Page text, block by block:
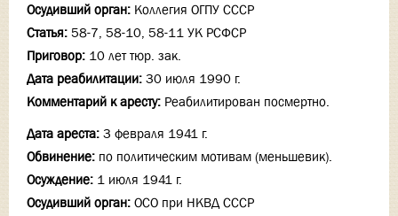
Осудивший орган: Коллегия ОГПУ СССР
Статья: 58-7, 58-10, 58-11 УК РСФСР
Приговор: 10 лет тюр. зак.
Дата реабилитации: 30 июля 1990 г.
Комментарий к аресту: Реабилитирован посмертно.
Дата ареста: 3 февраля 1941 г.
Обвинение: по политическим мотивам (меньшевик).
Осуждение: 1 июля 1941 г.
Осудивший орган: ОСО при НКВД СССР